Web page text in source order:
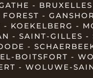
-
-
- KOEKELBERG -
- SAINT-GILLES -
-
BOITSFORT -
- WOLUWE-